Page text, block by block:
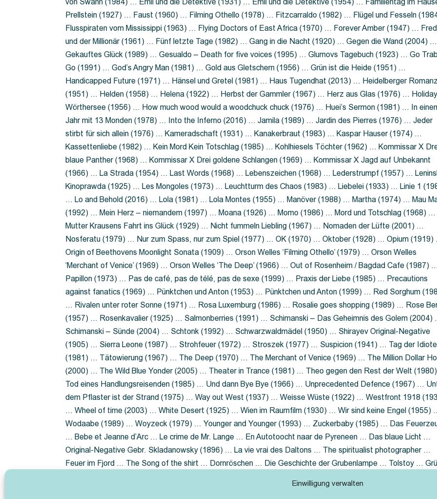
Einwilligung verwalten
von Swann (1984) … Emil und die Detektive (1931) … Emil und die Detektive (1954) … Familientag im
Prellstein (1927) … Faust (1960) … Filming Othello (1978) … Fitzcarraldo (1982) … Flügel und Fesseln
Flusspiraten vom Mississippi (1963) … Flying Doctors of East Africa (1970) … Forever Amber (1947) …
und der Millionär (1961) … Fünf letzte Tage (1982) … Gang in die Nacht (1920) … Gegen die Wand (2004) …
Gekauftes Glück (1989) … Gesualdo – Death for five voices (1995) … Glumovs Tagebuch (1923) … Go
Go (1991) … God’s Angry Man (1981) … Gold aus Gletschern (1956) … Grün ist die Heide (1951) …
Handicapped Future (1971) … Hänsel und Gretel (1981) … Haus Tugendhat (2013) … Heidelberger
(1951) … Helden (1958) … Helena (1922) … Herbst der Gammler (1967) … Herz aus Glas (1976) …
Wörthersee (1956) … How much wood would a woodchuck chuck (1976) … Huei’s Sermon (1981) … In
Jahr mit 13 Monden (1978) … Into the Inferno (2016) … Jamila (1989) … Jardin des Pierres (1976) … Jeder
stirbt für sich allein (1976) … Kameradschaft (1931) … Kanakerbraut (1983) … Kaspar Hauser (1974) …
Kassettenliebe (1982) … Kein Mord Kein Totschlag (1985) … Kohlhiesels Töchter (1962) … Kommissar X
blaue Panther (1968) … Kommissar X Drei goldene Schlangen (1969) … Kommissar X Jagd auf Unbekannt
(1966) … La Strada (1954) … Last Words (1968) … Lebenszeichen (1968) … Lederstrumpf (1957) …
Kinoprawda (1925) … Les Mongoles (1973) … Leuchtturm des Chaos (1983) … Liebelei (1933) … Linie 1
… Lo and Behold (2016) … Lola (1981) … Lola Montes (1955) … Manöver (1988) … Martha (1974) … Mau
(1992) … Mein Herz – niemandem (1997) … Moana (1926) … Momo (1986) … Mord und Totschlag (1968) …
Mutter Krausens Fahrt ins Glück (1929) … Nicht fummeln Liebling (1967) … Nomaden der Lüfte (2001) …
Nosferatu (1979) … Nur zum Spass, nur zum Spiel (1977) … OK (1970) … Oktober (1928) … Opium (1919)
Origin of Beethovens Moonlight Sonata (1909) … Orson Welles ‘Filming Othello’ (1979) … Orson Welles
‘Merchant of Venice’ (1969) … Orson Welles ‘The Deep’ (1966) … Out of Rosenheim / Bagdad Cafe (1987) …
Papillon (1973) … Pas de café, pas de télé, pas de sexe (1999) … Praxis der Liebe (1985) … Precautions
against fanatics (1969) … Pünktchen und Anton (1953) … Pünktchen und Anton (1999) … Red Sorghum
… Rivalen unter roter Sonne (1971) … Rosa Luxemburg (1986) … Rosalie goes shopping (1989) … Rose
(1957) … Rosenkavalier (1925) … Salmonberries (1991) … Schimanski – Das Geheimnis des Golem (2004)
Schimanski – Sünde (2004) … Schtonk (1992) … Schwarzwaldmädel (1950) … Shirayev Original-Negative
(1905) … Sierra Leone (1987) … Strohfeuer (1972) … Stroszek (1977) … Suspicion (1941) … Tag der
(1981) … Tätowierung (1967) … The Deep (1970) … The Merchant of Venice (1969) … The Million Dollar
(2000) … The Wild Blue Yonder (2005) … Theater in Trance (1981) … Theo gegen den Rest der Welt
Tod eines Handlungsreisenden (1985) … Und dann Bye Bye (1966) … Unprecedented Defence (1967) …
dem Pflaster ist der Strand (1975) … Way out West (1937) … Weisse Wüste (1922) … Westfront 1918
… Wheel of time (2003) … White Desert (1925) … Wien im Raumfilm (1930) … Wir sind keine Engel (1955)
Wodaabe (1989) … Woyzeck (1979) … Younger and Younger (1993) … Zuckerbaby (1985) … Das
… Bebe et Jeanne d’Arc … Le crime de Mr. Lange … En Autotoocht naar de Pyreneen … Das blaue Licht …
Original-Negative Gebr. Skladanowsky (1896) … La vie vrai des Daltons … The spiritualist photographer …
Feuer im Fjord … The Song of the shirt … Dornröschen … Die Geschichte der Grubenlampe … Tolstoy …